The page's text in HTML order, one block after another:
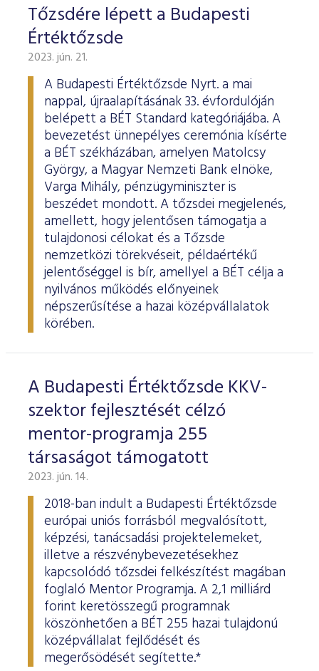
Tőzsdére lépett a Budapesti
Értéktőzsde
2023. jún. 21.
A Budapesti Értéktőzsde Nyrt. a mai
nappal, újraalapításának 33. évfordulóján
belépett a BÉT Standard kategóriájába. A
bevezetést ünnepélyes ceremónia kísérte
a BÉT székházában, amelyen Matolcsy
György, a Magyar Nemzeti Bank elnöke,
Varga Mihály, pénzügyminiszter is
beszédet mondott. A tőzsdei megjelenés,
amellett, hogy jelentősen támogatja a
tulajdonosi célokat és a Tőzsde
nemzetközi törekvéseit, példaértékű
jelentőséggel is bír, amellyel a BÉT célja a
nyilvános működés előnyeinek
népszerűsítése a hazai középvállalatok
körében.
A Budapesti Értéktőzsde KKV-
szektor fejlesztését célzó
mentor-programja 255
társaságot támogatott
2023. jún. 14.
2018-ban indult a Budapesti Értéktőzsde
európai uniós forrásból megvalósított,
képzési, tanácsadási projektelemeket,
illetve a részvénybevezetésekhez
kapcsolódó tőzsdei felkészítést magában
foglaló Mentor Programja. A 2,1 milliárd
forint keretösszegű programnak
köszönhetően a BÉT 255 hazai tulajdonú
középvállalat fejlődését és
megerősödését segítette.*